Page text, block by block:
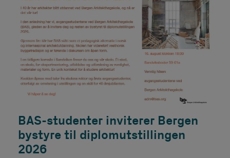
BAS-studenter inviterer Bergen
bystyre til diplomutstillingen
2026